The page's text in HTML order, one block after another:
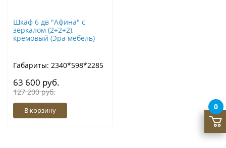
Шкаф 6 дв "Афина" с
зеркалом (2+2+2),
кремовый (Эра мебель)
Габариты: 2340*598*2285
63 600 руб.
127 200 руб.
В корзину 0